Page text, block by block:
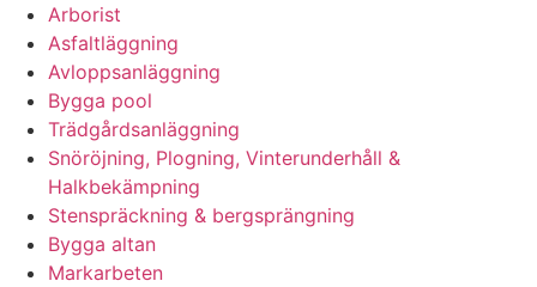
Arborist
Asfaltläggning
Avloppsanläggning
Bygga pool
Trädgårdsanläggning
Snöröjning, Plogning, Vinterunderhåll &
Halkbekämpning
Stenspräckning & bergsprängning
Bygga altan
Markarbeten